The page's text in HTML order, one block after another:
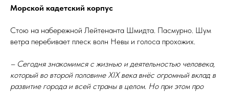
Морской кадетский корпус
Стою на набережной Лейтенанта Шмидта. Пасмурно. Шум
ветра перебивает плеск волн Невы и голоса прохожих.
– Сегодня знакомимся с жизнью и деятельностью человека,
который во второй половине XIX века внёс огромный вклад в
развитие города и всей страны в целом. Но при этом про